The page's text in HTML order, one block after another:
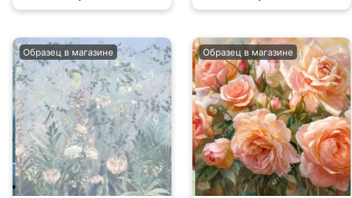
Образец в магазине Образец в магазине